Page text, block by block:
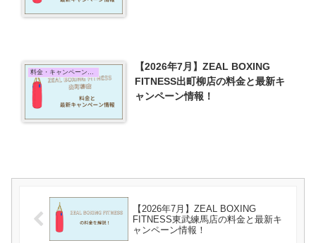
【2026年7月】ZEAL BOXING
FITNESS出町柳店の料金と最新キ
ャンペーン情報！
【2026年7月】ZEAL BOXING
FITNESS東武練馬店の料金と最新キ
ャンペーン情報！